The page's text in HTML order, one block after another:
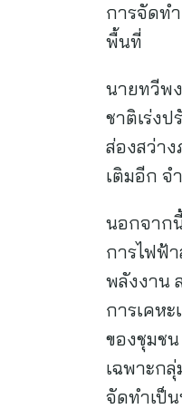
การจัดท
พื้นที่
นายทวีพ
ชาติเร่ง
ส่องสว่า
เติมอีก จ
นอกจาก
การไฟฟ้
พลังงาน
การเคห
ของชุมช
เฉพาะก
จัดทำเ